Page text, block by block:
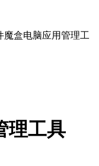
魔盒电脑应用管理工
理工具